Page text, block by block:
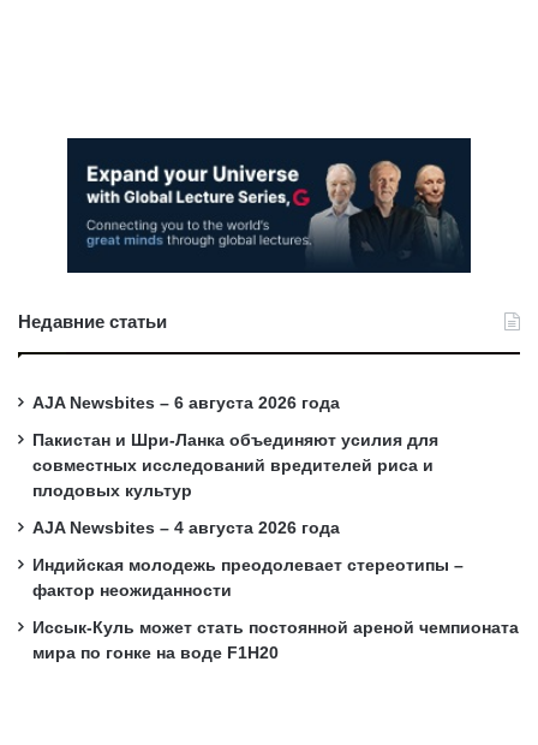
Недавние статьи
AJA Newsbites – 6 августа 2026 года
Пакистан и Шри-Ланка объединяют усилия для
совместных исследований вредителей риса и
плодовых культур
AJA Newsbites – 4 августа 2026 года
Индийская молодежь преодолевает стереотипы –
фактор неожиданности
Иссык-Куль может стать постоянной ареной чемпионата
мира по гонке на воде F1H20